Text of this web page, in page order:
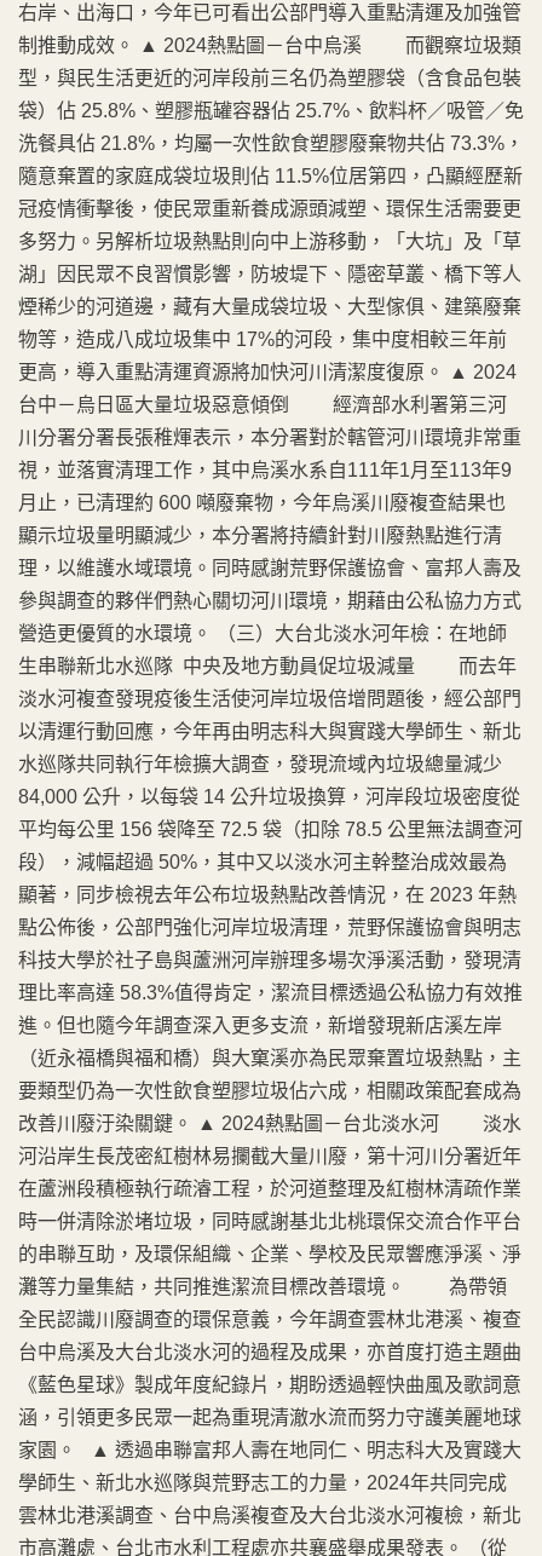
右岸、出海口，今年已可看出公部門導入重點清運及加強管
制推動成效。 ▲ 2024熱點圖－台中烏溪 而觀察垃圾類
型，與民生活更近的河岸段前三名仍為塑膠袋（含食品包裝
袋）佔 25.8%、塑膠瓶罐容器佔 25.7%、飲料杯／吸管／免
洗餐具佔 21.8%，均屬一次性飲食塑膠廢棄物共佔 73.3%，
隨意棄置的家庭成袋垃圾則佔 11.5%位居第四，凸顯經歷新
冠疫情衝擊後，使民眾重新養成源頭減塑、環保生活需要更
多努力。另解析垃圾熱點則向中上游移動，「大坑」及「草
湖」因民眾不良習慣影響，防坡堤下、隱密草叢、橋下等人
煙稀少的河道邊，藏有大量成袋垃圾、大型傢俱、建築廢棄
物等，造成八成垃圾集中 17%的河段，集中度相較三年前
更高，導入重點清運資源將加快河川清潔度復原。 ▲ 2024
台中－烏日區大量垃圾惡意傾倒 經濟部水利署第三河
川分署分署長張稚煇表示，本分署對於轄管河川環境非常重
視，並落實清理工作，其中烏溪水系自111年1月至113年9
月止，已清理約 600 噸廢棄物，今年烏溪川廢複查結果也
顯示垃圾量明顯減少，本分署將持續針對川廢熱點進行清
理，以維護水域環境。同時感謝荒野保護協會、富邦人壽及
參與調查的夥伴們熱心關切河川環境，期藉由公私協力方式
營造更優質的水環境。 （三）大台北淡水河年檢：在地師
生串聯新北水巡隊 中央及地方動員促垃圾減量 而去年
淡水河複查發現疫後生活使河岸垃圾倍增問題後，經公部門
以清運行動回應，今年再由明志科大與實踐大學師生、新北
水巡隊共同執行年檢擴大調查，發現流域內垃圾總量減少
84,000 公升，以每袋 14 公升垃圾換算，河岸段垃圾密度從
平均每公里 156 袋降至 72.5 袋（扣除 78.5 公里無法調查河
段），減幅超過 50%，其中又以淡水河主幹整治成效最為
顯著，同步檢視去年公布垃圾熱點改善情況，在 2023 年熱
點公佈後，公部門強化河岸垃圾清理，荒野保護協會與明志
科技大學於社子島與蘆洲河岸辦理多場次淨溪活動，發現清
理比率高達 58.3%值得肯定，潔流目標透過公私協力有效推
進。但也隨今年調查深入更多支流，新增發現新店溪左岸
（近永福橋與福和橋）與大窠溪亦為民眾棄置垃圾熱點，主
要類型仍為一次性飲食塑膠垃圾佔六成，相關政策配套成為
改善川廢汙染關鍵。 ▲ 2024熱點圖－台北淡水河 淡水
河沿岸生長茂密紅樹林易攔截大量川廢，第十河川分署近年
在蘆洲段積極執行疏濬工程，於河道整理及紅樹林清疏作業
時一併清除淤堵垃圾，同時感謝基北北桃環保交流合作平台
的串聯互助，及環保組織、企業、學校及民眾響應淨溪、淨
灘等力量集結，共同推進潔流目標改善環境。 為帶領
全民認識川廢調查的環保意義，今年調查雲林北港溪、複查
台中烏溪及大台北淡水河的過程及成果，亦首度打造主題曲
《藍色星球》製成年度紀錄片，期盼透過輕快曲風及歌詞意
涵，引領更多民眾一起為重現清澈水流而努力守護美麗地球
家園。 ▲ 透過串聯富邦人壽在地同仁、明志科大及實踐大
學師生、新北水巡隊與荒野志工的力量，2024年共同完成
雲林北港溪調查、台中烏溪複查及大台北淡水河複檢，新北
市高灘處、台北市水利工程處亦共襄盛舉成果發表。 （從